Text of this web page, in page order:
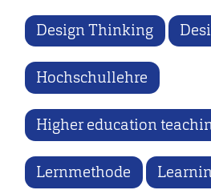
Design Thinking
Hochschullehre
Higher education
Lernmethode